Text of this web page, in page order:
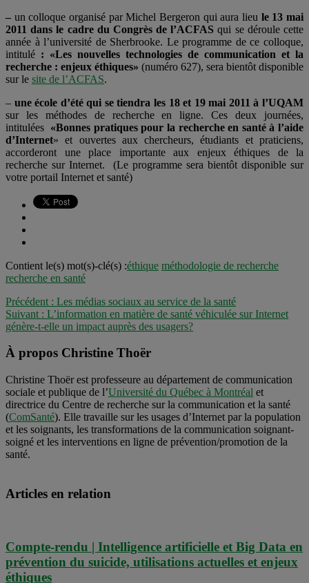
– un colloque organisé par Michel Bergeron qui aura lieu le 13 mai
2011 dans le cadre du Congrès de l’ACFAS qui se déroule cette
année à l’université de Sherbrooke. Le programme de ce colloque,
intitulé : «Les nouvelles technologies de communication et la
recherche : enjeux éthiques» (numéro 627), sera bientôt disponible
sur le site de l’ACFAS.
– une école d’été qui se tiendra les 18 et 19 mai 2011 à l’UQAM
sur les méthodes de recherche en ligne. Ces deux journées,
intitulées «Bonnes pratiques pour la recherche en santé à l’aide
d’Internet» et ouvertes aux chercheurs, étudiants et praticiens,
accorderont une place importante aux enjeux éthiques de la
recherche sur Internet. (Le programme sera bientôt disponible sur
votre portail Internet et santé)
Contient le(s) mot(s)-clé(s) :éthique méthodologie de recherche
recherche en santé
Précédent : Les médias sociaux au service de la santé
Suivant : L’information en matière de santé véhiculée sur Internet
génère-t-elle un impact auprès des usagers?
À propos Christine Thoër
Christine Thoër est professeure au département de communication
sociale et publique de l’Université du Québec à Montréal et
directrice du Centre de recherche sur la communication et la santé
(ComSanté). Elle travaille sur les usages d’Internet par la population
et les soignants, les transformations de la communication soignant-
soigné et les interventions en ligne de prévention/promotion de la
santé.
Articles en relation
Compte-rendu | Intelligence artificielle et Big Data en
prévention du suicide, utilisations actuelles et enjeux
éthiques